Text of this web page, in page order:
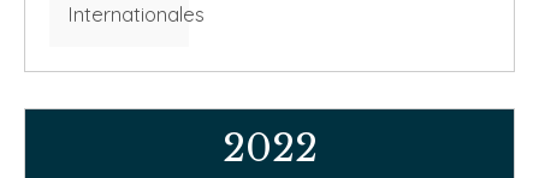
Internationales
2022